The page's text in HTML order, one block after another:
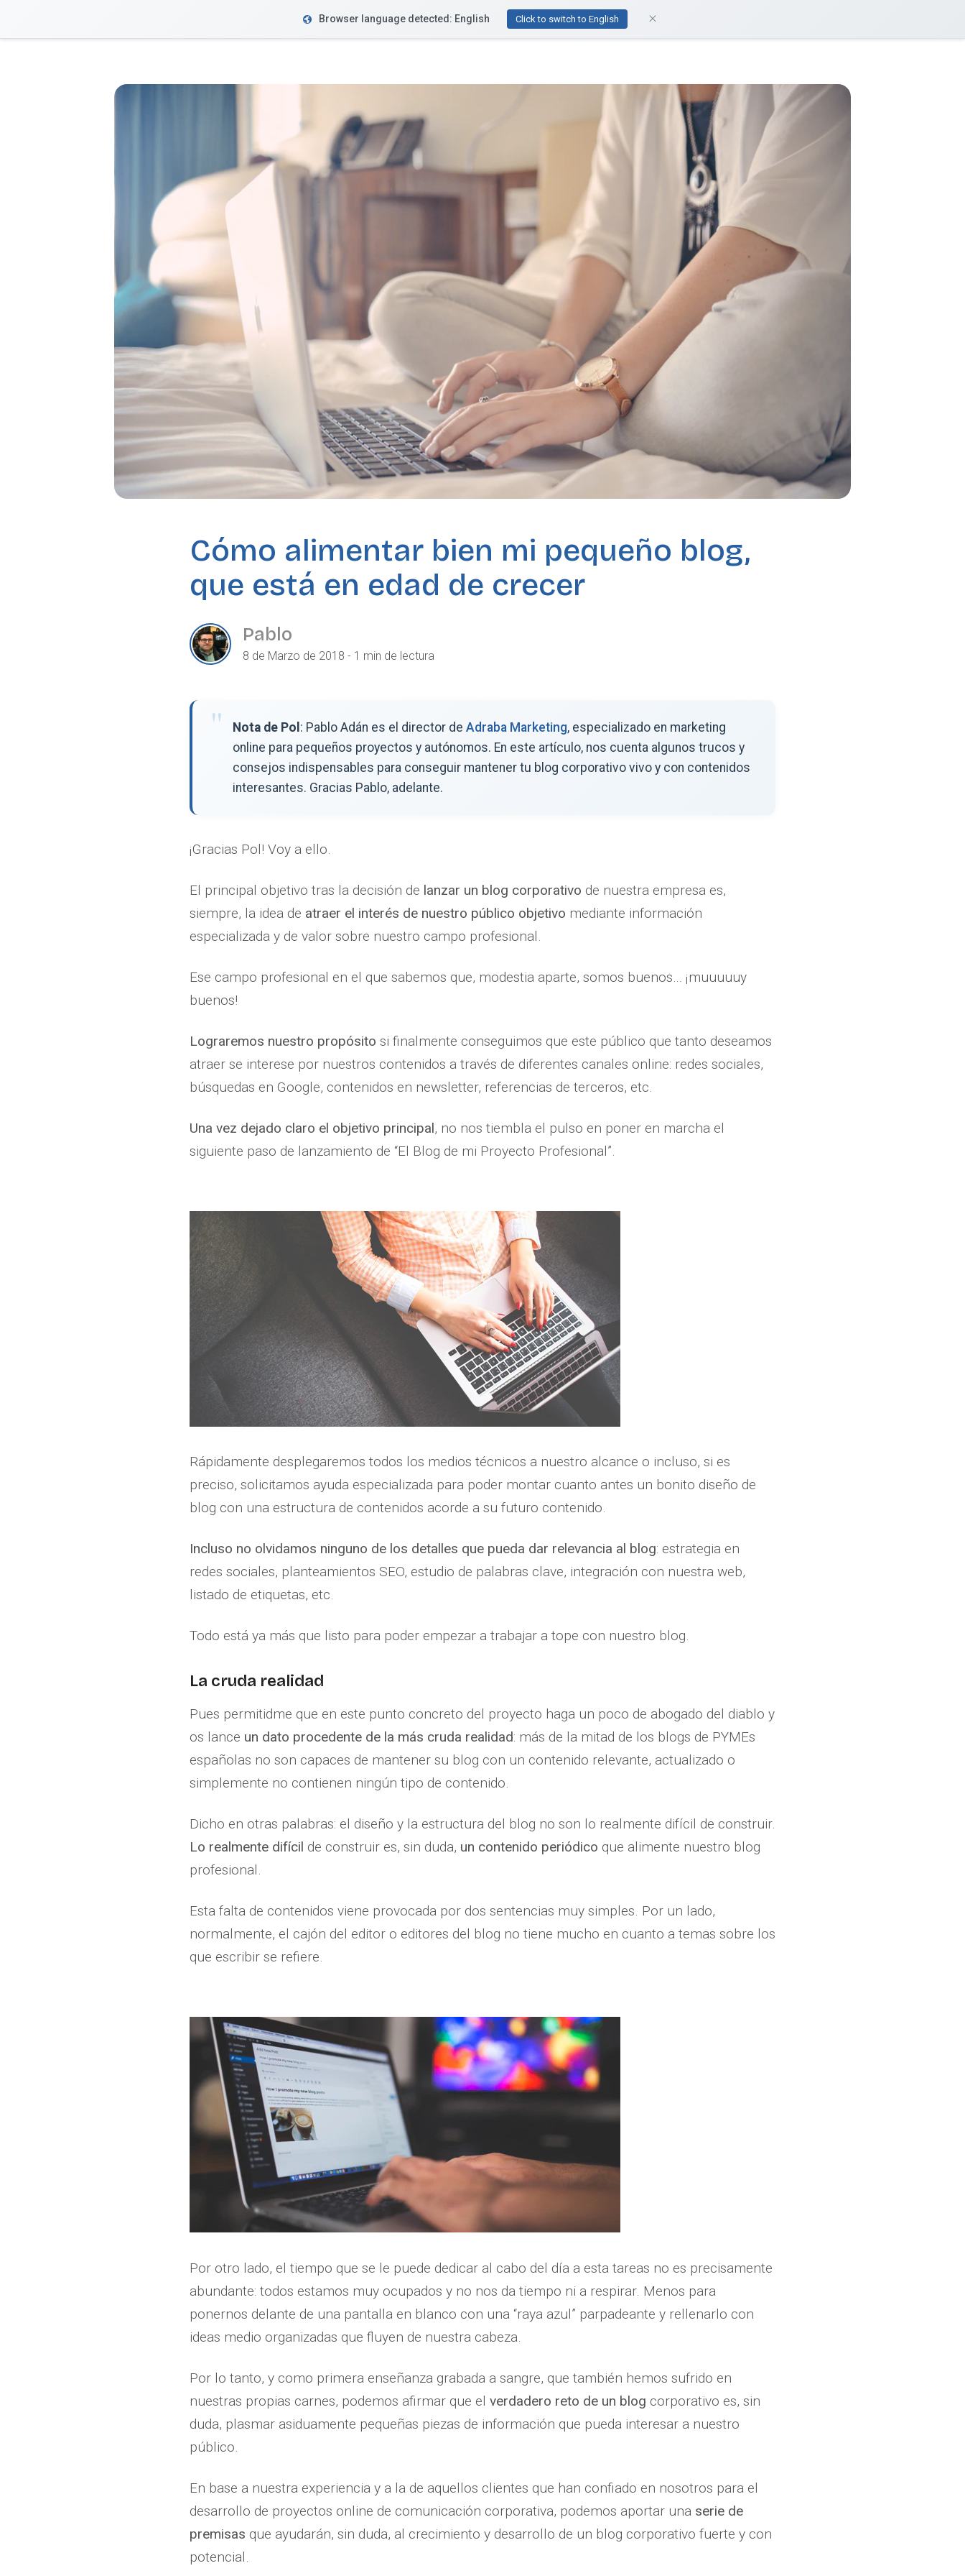
VeriFactu Funcionalidades Recursos Precios ¿Te ayudamos?
Browser language detected: English Click to switch to English
Cómo alimentar bien mi pequeño blog,
que está en edad de crecer
Pablo
8 de Marzo de 2018 - 1 min de lectura
Nota de Pol : Pablo Adán es el director de Adraba Marketing, especializado en marketing
online para pequeños proyectos y autónomos. En este artículo, nos cuenta algunos trucos y
consejos indispensables para conseguir mantener tu blog corporativo vivo y con contenidos
interesantes. Gracias Pablo, adelante.
¡Gracias Pol! Voy a ello.
El principal objetivo tras la decisión de lanzar un blog corporativo de nuestra empresa es,
siempre, la idea de atraer el interés de nuestro público objetivo mediante información
especializada y de valor sobre nuestro campo profesional.
Ese campo profesional en el que sabemos que, modestia aparte, somos buenos… ¡muuuuuy
buenos!
Lograremos nuestro propósito si finalmente conseguimos que este público que tanto deseamos
atraer se interese por nuestros contenidos a través de diferentes canales online: redes sociales,
búsquedas en Google, contenidos en newsletter, referencias de terceros, etc.
Una vez dejado claro el objetivo principal, no nos tiembla el pulso en poner en marcha el
siguiente paso de lanzamiento de “El Blog de mi Proyecto Profesional”.
Rápidamente desplegaremos todos los medios técnicos a nuestro alcance o incluso, si es
preciso, solicitamos ayuda especializada para poder montar cuanto antes un bonito diseño de
blog con una estructura de contenidos acorde a su futuro contenido.
Incluso no olvidamos ninguno de los detalles que pueda dar relevancia al blog: estrategia en
redes sociales, planteamientos SEO, estudio de palabras clave, integración con nuestra web,
listado de etiquetas, etc.
Todo está ya más que listo para poder empezar a trabajar a tope con nuestro blog.
La cruda realidad
Pues permitidme que en este punto concreto del proyecto haga un poco de abogado del diablo y
os lance un dato procedente de la más cruda realidad: más de la mitad de los blogs de PYMEs
españolas no son capaces de mantener su blog con un contenido relevante, actualizado o
simplemente no contienen ningún tipo de contenido.
Dicho en otras palabras: el diseño y la estructura del blog no son lo realmente difícil de construir.
Lo realmente difícil de construir es, sin duda, un contenido periódico que alimente nuestro blog
profesional.
Esta falta de contenidos viene provocada por dos sentencias muy simples. Por un lado,
normalmente, el cajón del editor o editores del blog no tiene mucho en cuanto a temas sobre los
que escribir se refiere.
Por otro lado, el tiempo que se le puede dedicar al cabo del día a esta tareas no es precisamente
abundante: todos estamos muy ocupados y no nos da tiempo ni a respirar. Menos para
ponernos delante de una pantalla en blanco con una “raya azul” parpadeante y rellenarlo con
ideas medio organizadas que fluyen de nuestra cabeza.
Por lo tanto, y como primera enseñanza grabada a sangre, que también hemos sufrido en
nuestras propias carnes, podemos afirmar que el verdadero reto de un blog corporativo es, sin
duda, plasmar asiduamente pequeñas piezas de información que pueda interesar a nuestro
público.
En base a nuestra experiencia y a la de aquellos clientes que han confiado en nosotros para el
desarrollo de proyectos online de comunicación corporativa, podemos aportar una serie de
premisas que ayudarán, sin duda, al crecimiento y desarrollo de un blog corporativo fuerte y con
potencial.